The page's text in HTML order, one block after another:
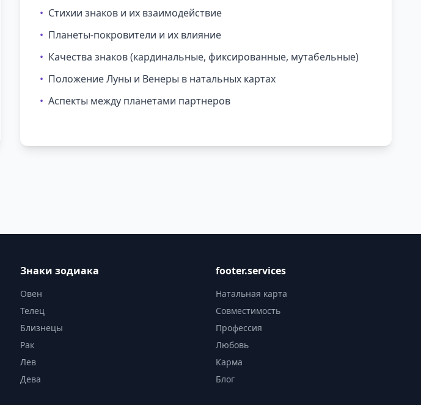
• Стихии знаков и их взаимодействие
• Планеты-покровители и их влияние
• Качества знаков (кардинальные, фиксированные, мутабельные)
• Положение Луны и Венеры в натальных картах
• Аспекты между планетами партнеров
Знаки зодиака
Овен
Телец
Близнецы
Рак
Лев
Дева
footer.services
Натальная карта
Совместимость
Профессия
Любовь
Карма
Блог